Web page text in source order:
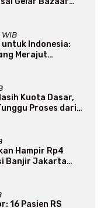
WIB
Indonesia:
Merajut
Kuota Dasar,
Proses dari
Hampir Rp4
Banjir Jakarta
16 Pasien RS